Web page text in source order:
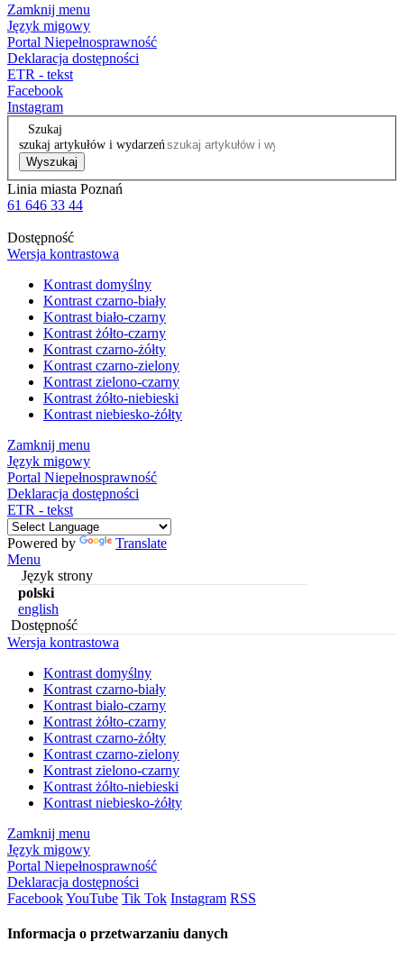
Zamknij menu
Język migowy
Portal Niepełnosprawność
Deklaracja dostępności
ETR - tekst
Facebook
Instagram
Szukaj
szukaj artykułów i wydarzeń
Wyszukaj
Linia miasta Poznań
61 646 33 44
Dostępność
Wersja kontrastowa
Kontrast domyślny
Kontrast czarno-biały
Kontrast biało-czarny
Kontrast żółto-czarny
Kontrast czarno-żółty
Kontrast czarno-zielony
Kontrast zielono-czarny
Kontrast żółto-niebieski
Kontrast niebiesko-żółty
Zamknij menu
Język migowy
Portal Niepełnosprawność
Deklaracja dostępności
ETR - tekst
Powered by
Translate
Menu
Język strony
polski
english
Dostępność
Wersja kontrastowa
Kontrast domyślny
Kontrast czarno-biały
Kontrast biało-czarny
Kontrast żółto-czarny
Kontrast czarno-żółty
Kontrast czarno-zielony
Kontrast zielono-czarny
Kontrast żółto-niebieski
Kontrast niebiesko-żółty
Zamknij menu
Język migowy
Portal Niepełnosprawność
Deklaracja dostępności
FacebookYouTube Tik Tok Instagram RSS
Informacja o przetwarzaniu danych